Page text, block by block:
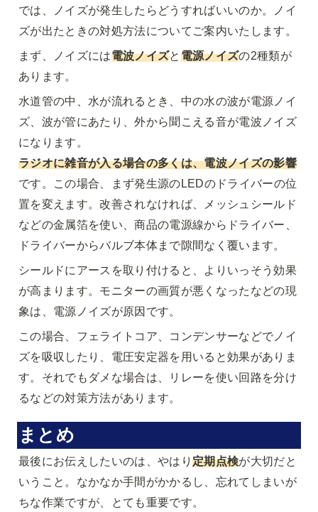
では、ノイズが発生したらどうすればいいのか。ノイ
ズが出たときの対処方法についてご案内いたします。
まず、ノイズには電波ノイズと 電源ノイズの2種類が
あります。
水道管の中、水が流れるとき、中の水の波が電源ノイ
ズ、波が管にあたり、外から聞こえる音が電波ノイズ
ラジオに雑音が入る場合の多くは、電波ノイズの影響
です。この場合、まず発生源のLEDのドライバーの位
置を変えます。改善されなければ、メッシュシールド
などの金属箔を使い、商品の電源線からドライバー、
ドライバーからバルブ本体まで隙間なく覆います。
シールドにアースを取り付けると、よりいっそう効果
が高まります。モニターの画質が悪くなったなどの現
象は、電源ノイズが原因です。
この場合、フェライトコア、コンデンサーなどでノイ
ズを吸収したり、電圧安定器を用いると効果がありま
す。それでもダメな場合は、リレーを使い回路を分け
るなどの対策方法があります。
まとめ
最後にお伝えしたいのは、やはり 定期点検が大切だと
いうこと。なかなか手間がかかるし、忘れてしまいが
ちな作業ですが、とても重要です。